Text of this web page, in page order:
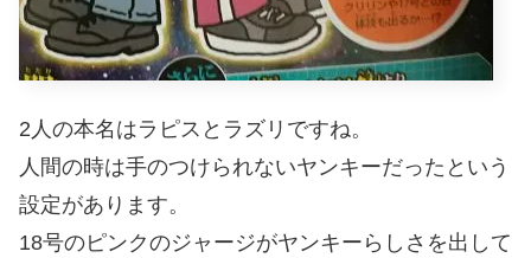
2人の本名はラピスとラズリですね。
人間の時は手のつけられないヤンキーだったという
設定があります。
18号のピンクのジャージがヤンキーらしさを出して